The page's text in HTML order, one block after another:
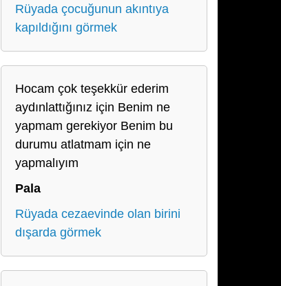
Rüyada çocuğunun akıntıya
kapıldığını görmek
Hocam çok teşekkür ederim
aydınlattığınız için Benim ne
yapmam gerekiyor Benim bu
durumu atlatmam için ne
yapmalıyım
Pala
Rüyada cezaevinde olan birini
dışarda görmek